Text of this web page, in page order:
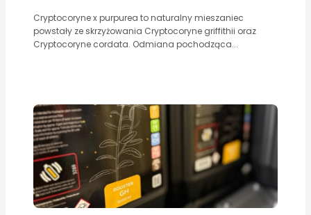
Cryptocoryne x purpurea to naturalny mieszaniec
powstały ze skrzyżowania Cryptocoryne griffithii oraz
Cryptocoryne cordata. Odmiana pochodząca...